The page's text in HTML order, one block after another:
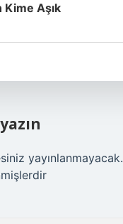
Kime Aşık
yayınlanmayacak.